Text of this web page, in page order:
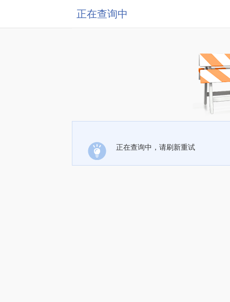
正在查询中
正在查询中，请刷新重试